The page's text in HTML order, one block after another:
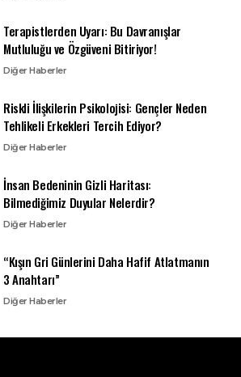
Terapistlerden Uyarı: Bu Davranışlar
Mutluluğu ve Özgüveni Bitiriyor!
Diğer Haberler
Riskli İlişkilerin Psikolojisi: Gençler Neden
Tehlikeli Erkekleri Tercih Ediyor?
Diğer Haberler
İnsan Bedeninin Gizli Haritası:
Bilmediğimiz Duyular Nelerdir?
Diğer Haberler
“Kışın Gri Günlerini Daha Hafif Atlatmanın
3 Anahtarı”
Diğer Haberler